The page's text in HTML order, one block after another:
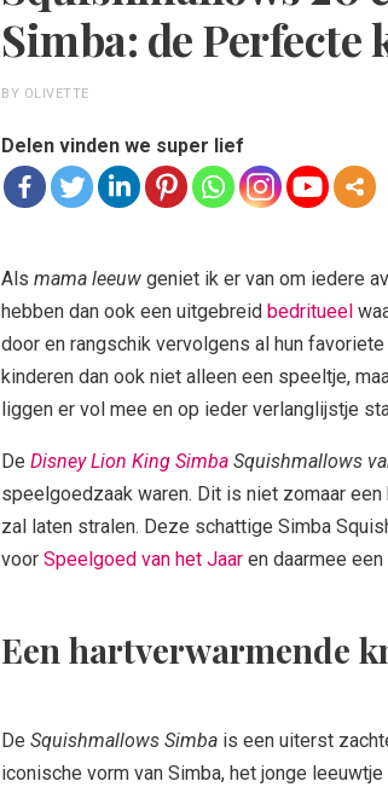
Simba: de
BY OLIVETTE
Delen vinden we super lief
Als mama leeuw geniet ik er van om iedere
hebben dan ook een uitgebreid bedritueel
door en rangschik vervolgens al hun
kinderen dan ook niet alleen een speeltje,
liggen er vol mee en op ieder verlanglijstje
De Disney Lion King Simba Squishmallows
speelgoedzaak waren. Dit is niet zomaar
zal laten stralen. Deze schattige Simba
voor Speelgoed van het Jaar en daarmee een
Een hartverwarmende
De Squishmallows Simba is een uiterst
iconische vorm van Simba, het jonge leeuwtje